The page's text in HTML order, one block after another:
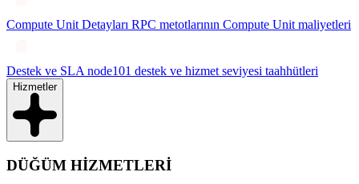
Compute Unit Detayları RPC metotlarının Compute Unit maliyetleri
Destek ve SLA node101 destek ve hizmet seviyesi taahhütleri
Hizmetler
DÜĞÜM HİZMETLERİ